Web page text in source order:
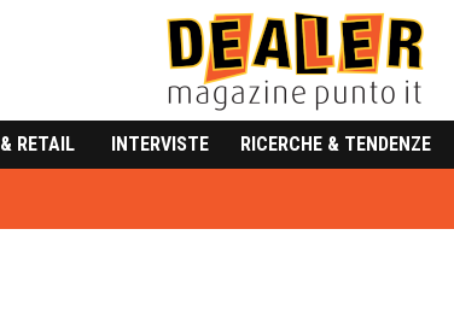
RETAIL INTERVISTE RICERCHE & TENDENZE